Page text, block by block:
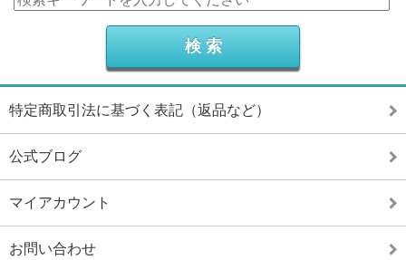
特定商取引法に基づく表記（返品など）
公式ブログ
マイアカウント
お問い合わせ